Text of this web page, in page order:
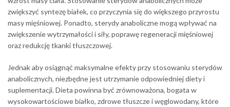
zwiększyć syntezę białek, co przyczynia się do większego przyrostu
masy mięśniowej. Ponadto, sterydy anaboliczne mogą wpływać na
zwiększenie wytrzymałości i siły, poprawę regeneracji mięśniowej
oraz redukcję tkanki tłuszczowej.
Jednak aby osiągnąć maksymalne efekty przy stosowaniu sterydów
anabolicznych, niezbędne jest utrzymanie odpowiedniej diety i
suplementacji. Dieta powinna być zrównoważona, bogata w
wysokowartościowe białko, zdrowe tłuszcze i węglowodany, które